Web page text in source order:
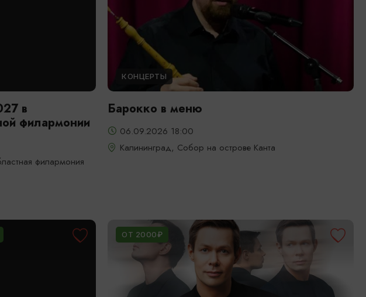
в
филармонии
филармония
КОНЦЕРТЫ
Барокко в меню
06.09.2026 18:00
Калининград, Собор на острове Канта
ОТ 2000₽